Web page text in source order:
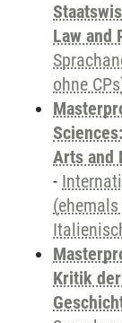
Law and
ohne
Arts and
-
Kritik